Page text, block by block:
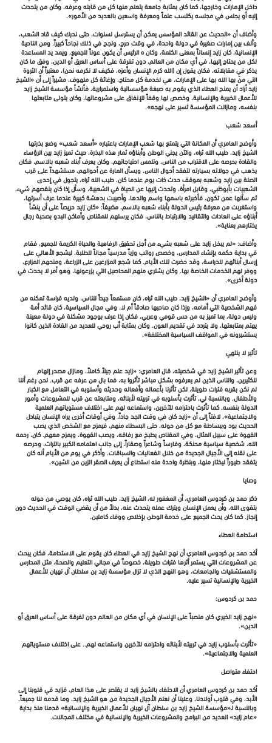
داخل الإمارات وخارجها، كما كان بمثابة جامعة يتعلم منها كل من قابله وعرفه، وكان من يتحدث
إليه أو يجلس في مجلسه يكتسب علماً ومعرفة واسعين بالعديد من الأمور».
وأضاف أن «الحديث عن القائد المؤسس يمكن أن يسترسل لسنوات، حتى ندرك كيف قاد الشعب،
وألف بين إمارات صغيرة في دولة واحدة، في وقت حرج، ونجح في ذلك نجاحاً كبيراً. ومن الناحية
الإنسانية، كان زايد إنساناً بمعنى الكلمة، وكان ه الرئيس أن يكون عوناً للجميع، ويمد يد المساعدة
لكل من يحتاج إليها، في أي مكان من العالم، دون تفرقة على أساس العرق أو الدين، وفق ما كان
يذكر في مقابلاته، فكان يقول إن (الله كرم الإنسان وأعزه، فكيف لا نكرمه نحن)، معتبراً أن الثروة
التي منّ بها الله بها على الإمارات، هي لخدمة كل محتاج، وإغاثة كل ملهوف، مشيراً إلى أن «الشيخ
زايد أراد أن يمنح العطاء الذي يقوم به صبغة مؤسساتية واستمرارية، فأنشأ مؤسسة الشيخ زايد
للأعمال الخيرية والإنسانية، وخصص لها وقفاً للإنفاق على مشروعاتها، وكان يتولى متابعتها
بنفسه، ومازالت المؤسسة تسير على نهجه».
أسعد شعب
وأوضح العامري أن المكانة التي يتمتع بها شعب الإمارات باعتباره «أسعد شعب» وضع بذرتها
الشيخ زايد، طيب الله ثراه، والآن يجني الوطن وأبناؤه ثمار هذه البذرة، حيث تميز زايد بين الرؤساء
والقادة بحرصه على الاقتراب من الناس، وتلمس احتياجاتهم، وكان يعرف أبناء شعبه بالاسم، فكان
يذهب في جولاته بسيارته لتفقد أحوال الناس، ويسأل المارة عن أحوالهم، مستشهداً على قرب
الصلة بين زايد وشعبه بموقف حدث ذات يوم عندما كان، طيب الله ثراه، يتجول في إحدى
الشعبيات بأبوظبي، وقابل امرأة، وتحدث إليها عن الحياة في الشعبية، وسأل إذا كان ينقصهم شيء،
ثم سألها عمن تكون، فأخبرته باسمها واسم والدها، وأصيبت بدهشة كبيرة عندما عرف أسرتها،
واستغربت من معرفة رئيس الدولة بأبناء شعبه بالاسم، مضيفاً: «كان زايد حريصاً على أن ينشأ
أبناؤه على العادات والتقاليد والارتباط بالناس، فكان يرسلهم للمقناص وأماكن البدو بصحبة رجال
يختارهم بعناية».
وأضاف: «لم يبخل زايد على شعبه بشيء من أجل تحقيق الرفاهية والحياة الكريمة للجميع، فقام
في بداية حكمه بإنشاء المدارس، وخصص رواتب وزياً مدرسياً مجاناً للطلبة، ليشجع الأهالي على
إرسال أبنائهم للدراسة، وقد حضرت تلك الأيام. كما شجع المزارعين على الزراعة، ومنحهم المزارع،
ووفر لهم الخدمات الخاصة بها. وكان يشتري منهم المحاصيل التي يزرعونها، وهو أمر لا يحدث في
دولة أخرى».
وأوضح العامري أن «الشيخ زايد، طيب الله ثراه، كان مستمعاً جيداً للناس، ولديه فراسة تمكنه من
فهم الشخصية التي أمامه، وإذا كان صاحبها صادقاً أم لا. وفي مجال السياسية، كان قائد أمة
وليس دولة، بما تميز به من حس قومي وعربي، فكان إذا عرف بوجود مشكلة في دولة معينة
يهتم بمتابعتها، ولا يتردد في تقديم العون. وكان بمثابة أب روحي للعديد من القادة الذين كانوا
يستشيرونه في المواقف السياسية المختلفة».
تأثير لا ينتهي
وعن تأثير الشيخ زايد في شخصيته، قال العامري: «زايد علم جيلاً كاملاً، ومازال مصدر إلهام
للكثيرين، والناس الذين لم يعرفوه بشكل مباشر تأثروا به، فما بال من عرفه عن قرب. نحن رغم أننا
لم نكن بقربه فترات طويلة، لكن تأثرنا بأعماله وأفعاله وحديثه وأسلوبه في التعامل مع الكبار
والأطفال. وبالنسبة لي، تأثرت بأسلوبه في تربيته لأبنائه، ومتابعته عن قرب للمشروعات وأمور
الدولة بنفسه. كما تأثرت باحترامه للآخرين، واستماعه لهم على اختلاف مستوياتهم العلمية
والاجتماعية»، لافتاً إلى أن «زايد كان في وقت الجد جاداً، وفي أوقات أخرى يراه الإنسان يتبادل
الحديث بود وببساطة مع كل من حوله، حتى البسطاء منهم، فيمزح مع الشخص الذي يصب
القهوة على سبيل المثال، وفي المقناص يطبخ مع رفاقه، ويصب القهوة، ويمزح معهم. كان، رحمه
الله، شخصية سياسية محنكة، وفارساً وشاعراً وصقاراً، إلى جانب اهتمامه الكبير بالتراث، وحرصه
على نقله إلى الأجيال الجديدة من خلال الفعاليات والسباقات. وأذكر في يوم من الأيام أنه كان
يتفقد طيوراً ليختار منها، وبنظرة واحدة منه استطاع أن يعرف الصقر الزين من الشين».
وصايا
ذكر حمد بن كردوس العامري، أن المغفور له، الشيخ زايد، طيب الله ثراه، كان يوصي من حوله
بتقوى الله، وأن يعمل الإنسان ويترك عمله يتحدث عنه، بدلاً من أن يقضي الوقت في الحديث دون
إنجاز. كما كان يحث الجميع على خدمة الوطن بإخلاص ووفاء كاملين.
استدامة العطاء
أكد حمد بن كردوس العامري أن نهج الشيخ زايد في العطاء كان يقوم على الاستدامة، فكان يبحث
عن المشروعات التي يستمر أثرها فترات طويلة، خصوصاً في مجالي التعليم والصحة، مثل المدارس
والمستشفيات والجامعات، وهو النهج الذي لا تزال مؤسسة زايد بن سلطان آل نهيان للأعمال
الخيرية والإنسانية تسير عليه.
حمد بن كردوس:
«نهج زايد الخيري كان منصباً على الإنسان في أي مكان من العالم دون تفرقة على أساس العرق أو
الدين».
«تأثرت بأسلوب زايد في تربيته لأبنائه واحترامه للآخرين واستماعه لهم.. على اختلاف مستوياتهم
العلمية والاجتماعية».
احتفاء متواصل
أكد حمد بن كردوس العامري أن الاحتفاء بالشيخ زايد لا يقتصر على هذا العام، فزايد في قلوبنا إلى
الأبد، وفي قلوب أولادنا، وعلينا أن نعلم الأجيال الجديدة من هو الشيخ زايد، وما قدمه لنا جميعاً.
وبالنسبة لـ«مؤسسة الشيخ زايد بن سلطان آل نهيان للأعمال الخيرية والإنسانية» قدمنا منذ بداية
«عام زايد» العديد من البرامج والمشروعات الخيرية والإنسانية في مختلف المجالات.